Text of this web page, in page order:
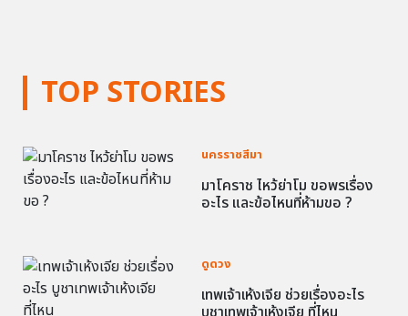
TOP STORIES
นครราชสีมา
มาโคราช ไหว้ย่าโม ขอพรเรื่อง
อะไร และข้อไหนที่ห้ามขอ ?
ดูดวง
เทพเจ้าเห้งเจีย ช่วยเรื่องอะไร